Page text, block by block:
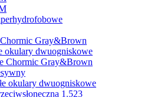
Gray&Brown
okulary dwuogniskowe
Chormic Gray&Brown
okulary dwuogniskowe
1.523